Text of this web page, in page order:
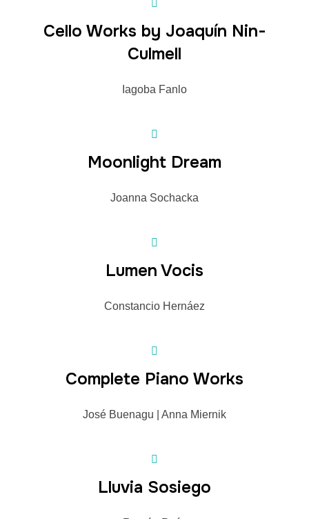
Cello Works by Joaquín Nin-
Culmell
Iagoba Fanlo
Moonlight Dream
Joanna Sochacka
Lumen Vocis
Constancio Hernáez
Complete Piano Works
José Buenagu | Anna Miernik
Lluvia Sosiego